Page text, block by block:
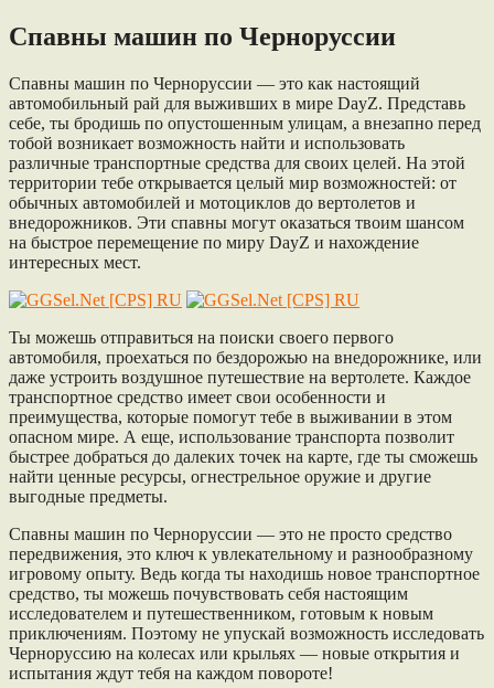
Спавны машин по Черноруссии
Спавны машин по Черноруссии — это как настоящий
автомобильный рай для выживших в мире DayZ. Представь
себе, ты бродишь по опустошенным улицам, а внезапно перед
тобой возникает возможность найти и использовать
различные транспортные средства для своих целей. На этой
территории тебе открывается целый мир возможностей: от
обычных автомобилей и мотоциклов до вертолетов и
внедорожников. Эти спавны могут оказаться твоим шансом
на быстрое перемещение по миру DayZ и нахождение
интересных мест.
Ты можешь отправиться на поиски своего первого
автомобиля, проехаться по бездорожью на внедорожнике, или
даже устроить воздушное путешествие на вертолете. Каждое
транспортное средство имеет свои особенности и
преимущества, которые помогут тебе в выживании в этом
опасном мире. А еще, использование транспорта позволит
быстрее добраться до далеких точек на карте, где ты сможешь
найти ценные ресурсы, огнестрельное оружие и другие
выгодные предметы.
Спавны машин по Черноруссии — это не просто средство
передвижения, это ключ к увлекательному и разнообразному
игровому опыту. Ведь когда ты находишь новое транспортное
средство, ты можешь почувствовать себя настоящим
исследователем и путешественником, готовым к новым
приключениям. Поэтому не упускай возможность исследовать
Черноруссию на колесах или крыльях — новые открытия и
испытания ждут тебя на каждом повороте!